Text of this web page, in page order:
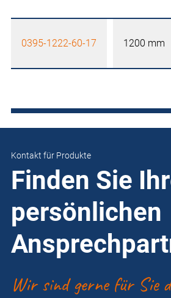
0395-1222-60-17 1200 mm
Kontakt für Produkte
Finden Sie
persönlichen
Wir sind gerne für Sie